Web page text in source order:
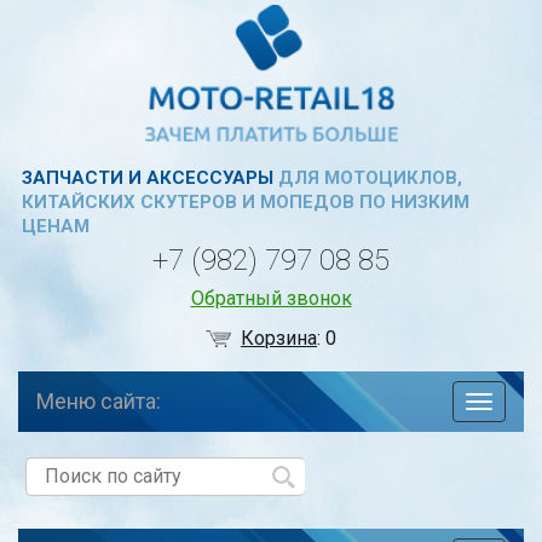
ЗАПЧАСТИ И АКСЕССУАРЫДЛЯ МОТОЦИКЛОВ,
КИТАЙСКИХ СКУТЕРОВ И МОПЕДОВ ПО НИЗКИМ
ЦЕНАМ
+7 (982) 797 08 85
Обратный звонок
Корзина:0
по
Меню сайта: